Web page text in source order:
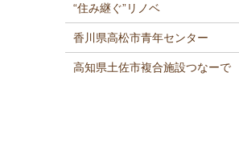
“住み継ぐ”リノベ
香川県高松市青年センター
高知県土佐市複合施設つなーで